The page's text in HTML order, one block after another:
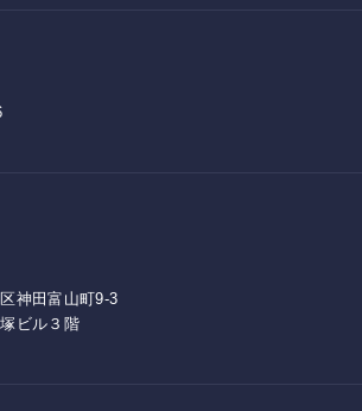
神田富山町9-3
ビル３階